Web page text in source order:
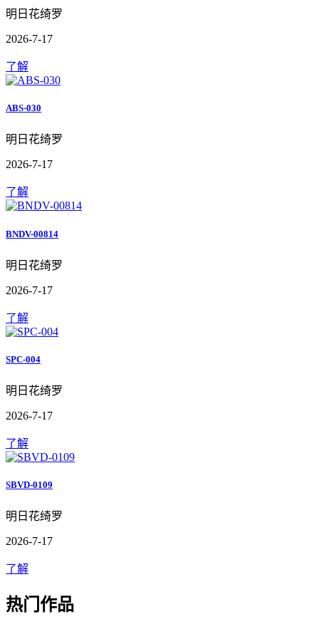
明日花绮罗
2026-7-17
了解
ABS-030
明日花绮罗
2026-7-17
了解
BNDV-00814
明日花绮罗
2026-7-17
了解
SPC-004
明日花绮罗
2026-7-17
了解
SBVD-0109
明日花绮罗
2026-7-17
了解
热门作品